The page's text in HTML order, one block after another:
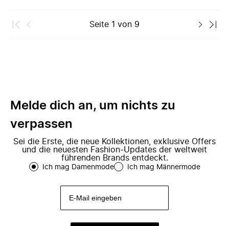
Seite 1 von 9
Melde dich an, um nichts zu
verpassen
Sei die Erste, die neue Kollektionen, exklusive Offers
und die neuesten Fashion-Updates der weltweit
führenden Brands entdeckt.
Ich mag Damenmode Ich mag Männermode